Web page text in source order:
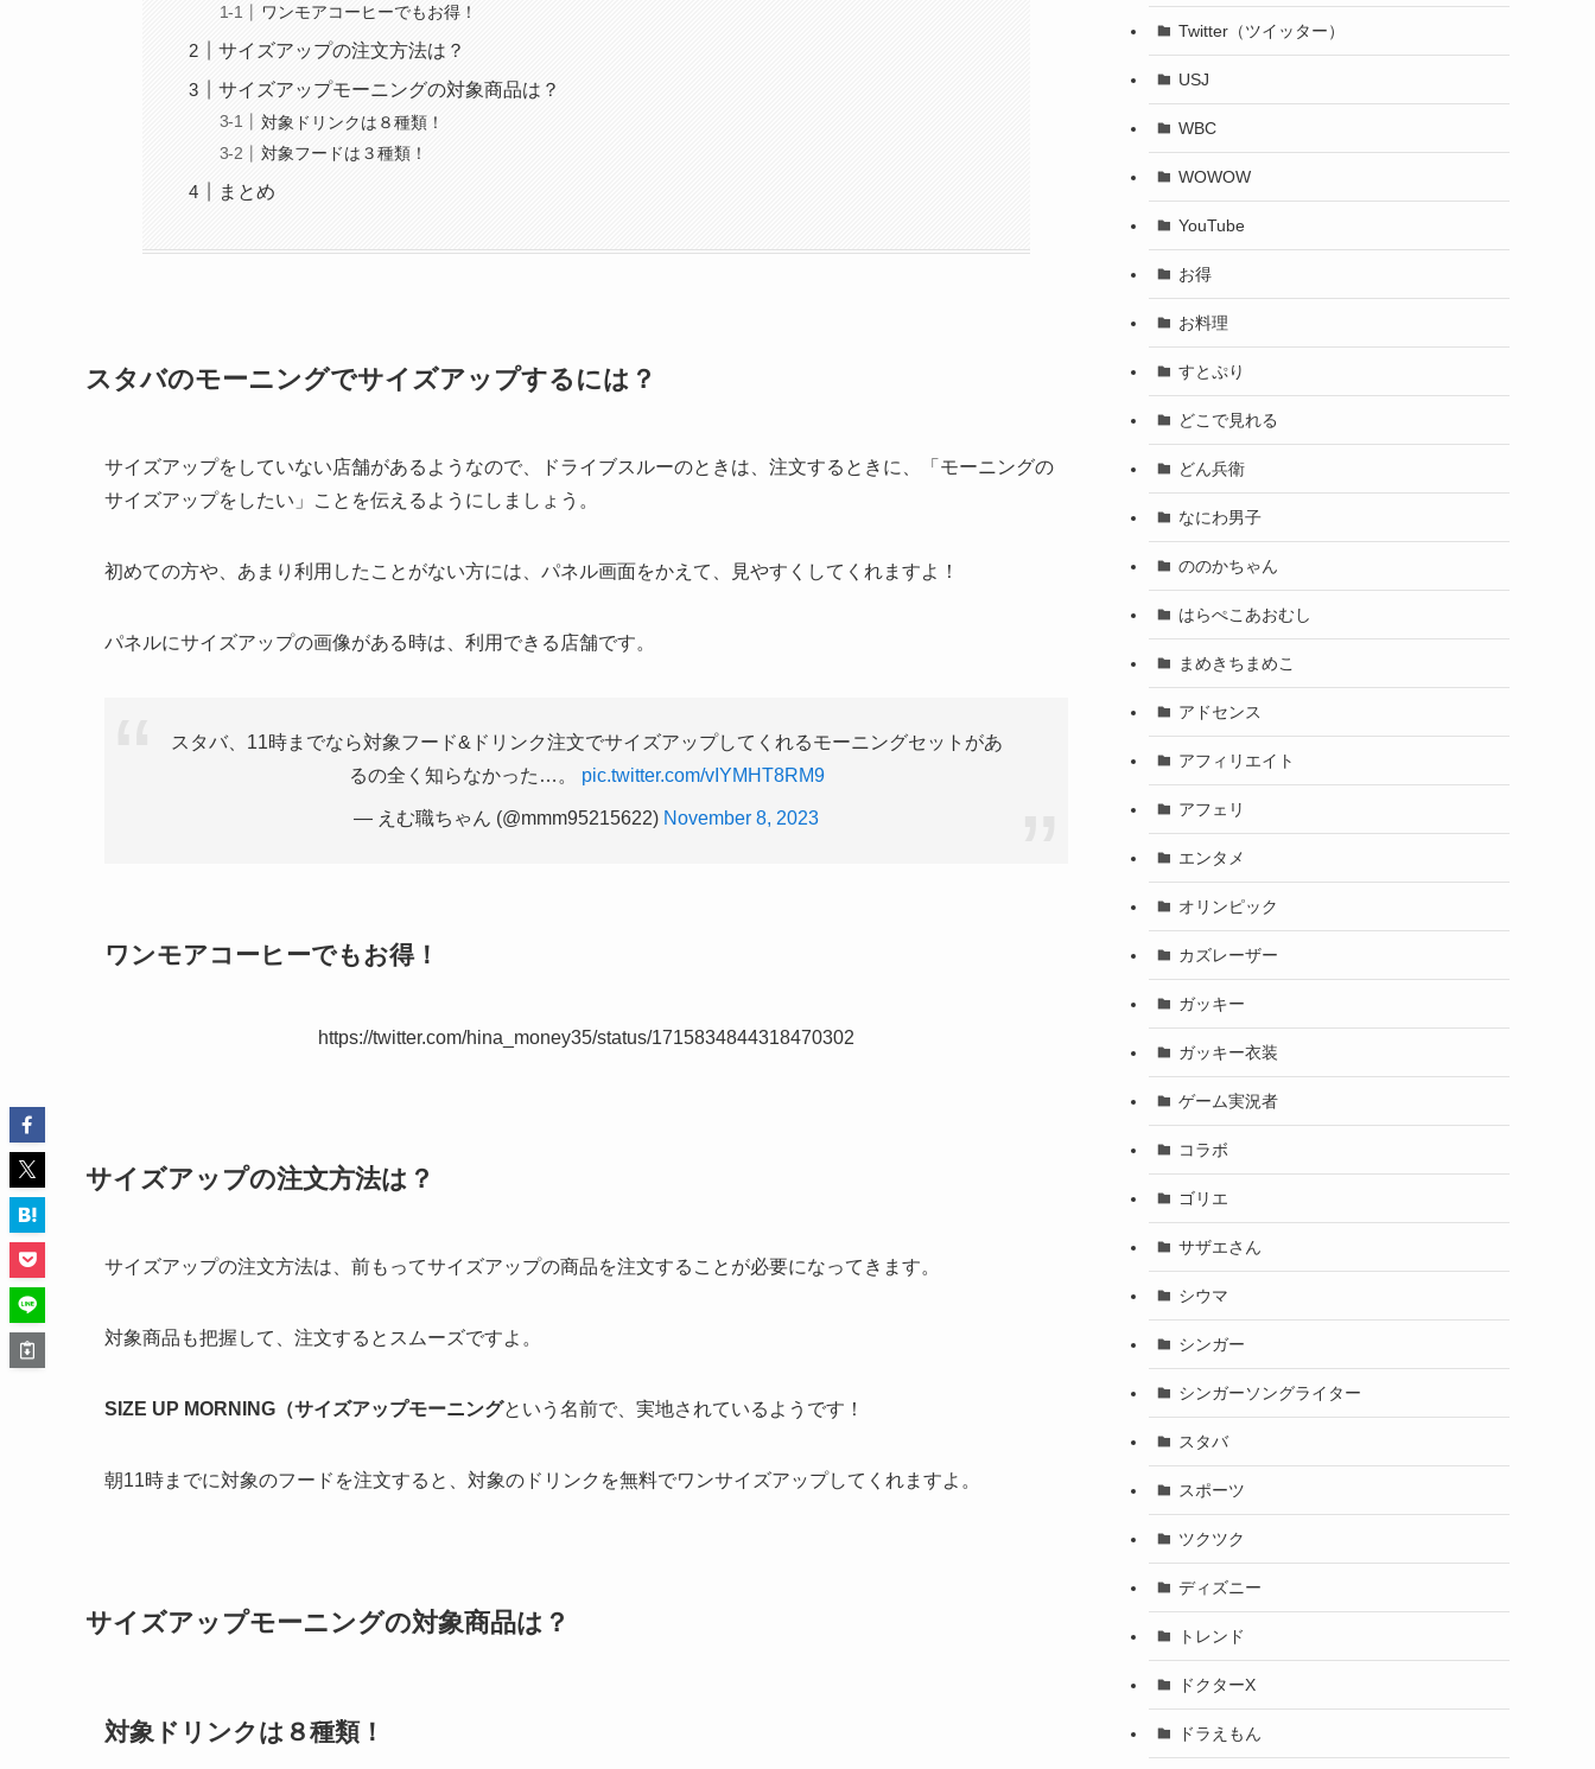
ワンモアコーヒーでもお得！
サイズアップの注文方法は？
サイズアップモーニングの対象商品は？
対象ドリンクは８種類！
対象フードは３種類！
まとめ
スタバのモーニングでサイズアップするには？
サイズアップをしていない店舗があるようなので、ドライブスルーのときは、注文するときに、「モーニングの
サイズアップをしたい」ことを伝えるようにしましょう。
初めての方や、あまり利用したことがない方には、パネル画面をかえて、見やすくしてくれますよ！
パネルにサイズアップの画像がある時は、利用できる店舗です。
スタバ、11時までなら対象フード&ドリンク注文でサイズアップしてくれるモーニングセットがあ
るの全く知らなかった…。 pic.twitter.com/vIYMHT8RM9
— えむ職ちゃん (@mmm95215622) November 8, 2023
ワンモアコーヒーでもお得！
https://twitter.com/hina_money35/status/1715834844318470302
サイズアップの注文方法は？
サイズアップの注文方法は、前もってサイズアップの商品を注文することが必要になってきます。
対象商品も把握して、注文するとスムーズですよ。
SIZE UP MORNING（サイズアップモーニングという名前で、実地されているようです！
朝11時までに対象のフードを注文すると、対象のドリンクを無料でワンサイズアップしてくれますよ。
サイズアップモーニングの対象商品は？
対象ドリンクは８種類！
Twitter（ツイッター）
USJ
WBC
WOWOW
YouTube
お得
お料理
すとぷり
どこで見れる
どん兵衛
なにわ男子
ののかちゃん
はらぺこあおむし
まめきちまめこ
アドセンス
アフィリエイト
アフェリ
エンタメ
オリンピック
カズレーザー
ガッキー
ガッキー衣装
ゲーム実況者
コラボ
ゴリエ
サザエさん
シウマ
シンガー
シンガーソングライター
スタバ
スポーツ
ツクツク
ディズニー
トレンド
ドクターX
ドラえもん